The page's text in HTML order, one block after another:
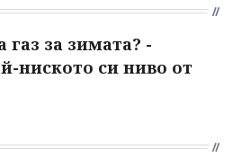
за зимата? -
ниското си ниво от